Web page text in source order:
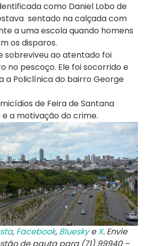
como Daniel Lobo de
sentado na calçada com
a uma escola quando homens
os disparos.
sobreviveu ao atentado foi
no pescoço. Ele foi socorrido e
a Policlínica do bairro George
de Feira de Santana
a motivação do crime.
, Facebook, BlueskyeX. Envie